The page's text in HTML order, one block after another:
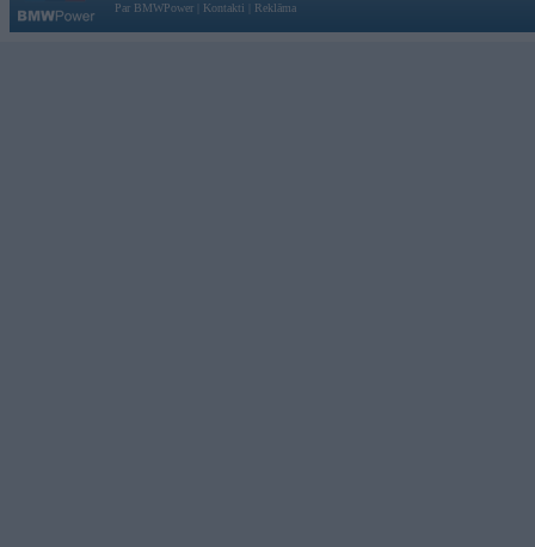
Par BMWPower
Kontakti Reklāma